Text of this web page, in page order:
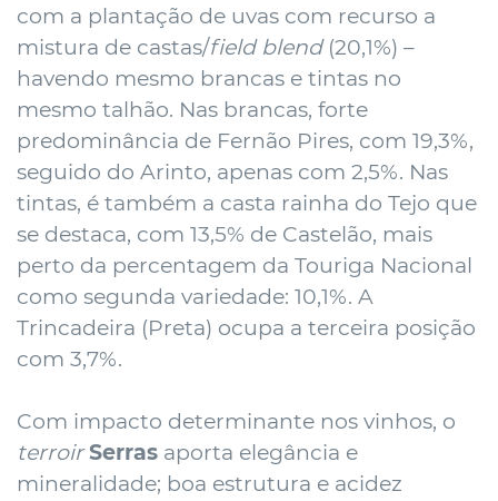
com a plantação de uvas com recurso a
mistura de castas/field blend(20,1%) –
havendo mesmo brancas e tintas no
mesmo talhão. Nas brancas, forte
predominância de Fernão Pires, com 19,3%,
seguido do Arinto, apenas com 2,5%. Nas
tintas, é também a casta rainha do Tejo que
se destaca, com 13,5% de Castelão, mais
perto da percentagem da Touriga Nacional
como segunda variedade: 10,1%. A
Trincadeira (Preta) ocupa a terceira posição
com 3,7%.
Com impacto determinante nos vinhos, o
terroir Serras aporta elegância e
mineralidade; boa estrutura e acidez